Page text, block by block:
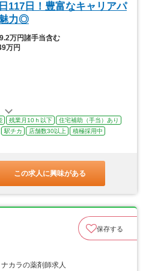
117日！豊富なキャリアパ
力◎
万円諸手当含む
万円
残業月10ｈ以下
住宅補助（手当）あり
駅チカ 店舗数30以上
積極採用中
この求人に興味がある
保存する
カラの薬剤師求人